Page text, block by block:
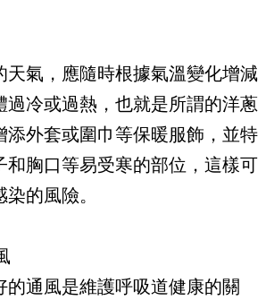
天氣，應隨時根據氣溫變化增減
過冷或過熱，也就是所謂的洋蔥
添外套或圍巾等保暖服飾，並特
和胸口等易受寒的部位，這樣可
的風險。
的通風是維護呼吸道健康的關